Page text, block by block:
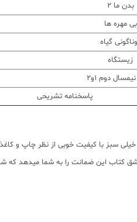
بدن ما 2
بی مهره ها
گیاه
زیستگاه
دوم 1و2
پاسخنامه تشریحی
سبز با کیفیت خوبی از نظر چاپ و
این ضمانت را به شما میدهد که